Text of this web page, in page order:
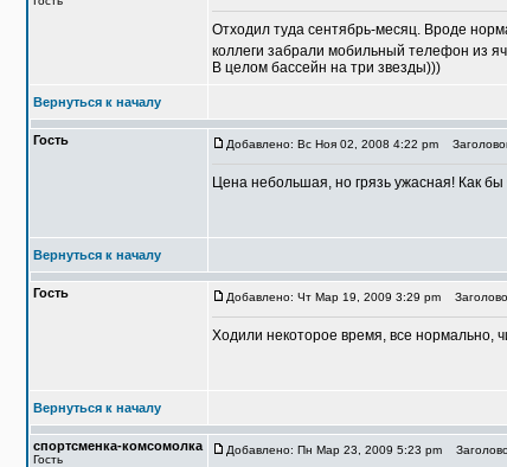
Отходил туда сентябрь-месяц. Вроде
коллеги забрали мобильный телефон из
В целом бассейн на три звезды)))
Вернуться к началу
Гость Добавлено: Вс Ноя 02, 2008 4:22 pm
Цена небольшая, но грязь ужасная! Как бы
Вернуться к началу
Гость Добавлено: Чт Мар 19, 2009 3:29 pm
Ходили некоторое время, все нормально,
Вернуться к началу
спортсменка-комсомолка
Гость
Добавлено: Пн Мар 23, 2009 5:23 pm